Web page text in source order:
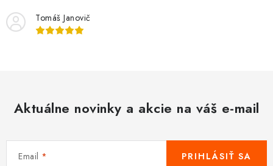
Tomáš Janovič
Aktuálne novinky a akcie na váš e-mail
Email PRIHLÁSIŤ SA